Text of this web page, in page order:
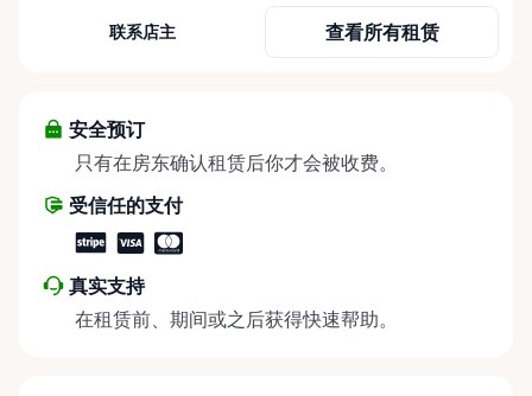
At Cody Party Rentals, we believe in the power of
about more than just saving money; it’s about
helping people enjoy more for less while making a
share instead of buy, we’re all doing our part to
make things easier on Mother Nature.
联系店主 查看所有租赁
安全预订
只有在房东确认租赁后你才会被收费。
受信任的支付
真实支持
在租赁前、期间或之后获得快速帮助。